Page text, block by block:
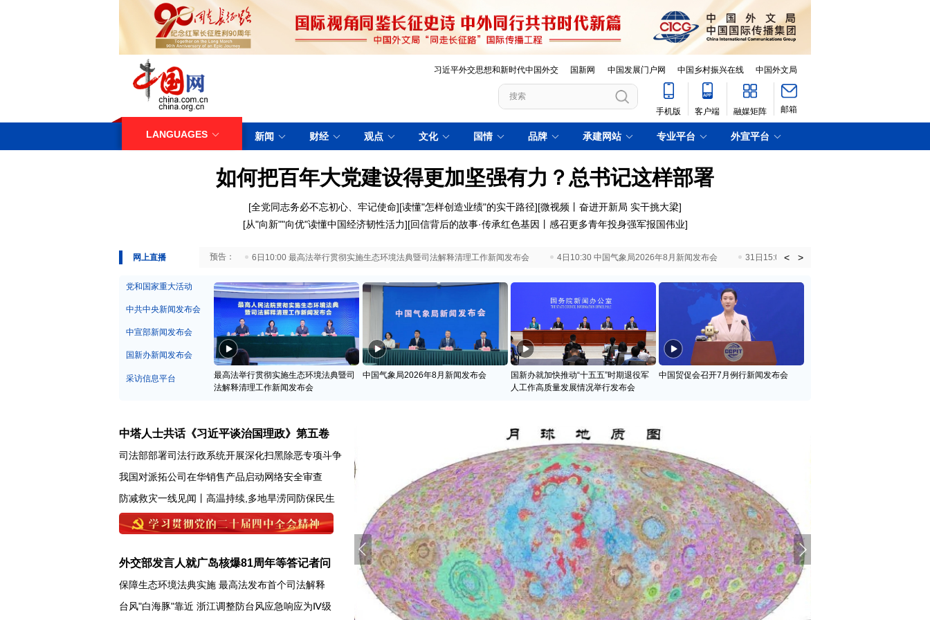
习近平外交思想和新时代中国外交 国新网 中国发展门户网 中国乡村振兴在线 中国外文局
手机版 客户端 融媒矩阵 邮箱
LANGUAGES 新闻 财经 观点 文化 国情 品牌 承建网站 专业平台 外宣平台
如何把百年大党建设得更加坚强有力？总书记这样部署
[全党同志务必不忘初心、牢记使命][读懂"怎样创造业绩"的实干路径][微视频丨奋进开新局 实干挑大梁]
[从"向新""向优"读懂中国经济韧性活力][回信背后的故事·传承红色基因丨感召更多青年投身强军报国伟业]
网上直播
29日10:00 国务院台湾事务办公室7月29日举行新闻发布会 6日10:00 最高法举行贯彻实施生态环境法典暨司法解释清理工作新闻发布会 4日10:30 中国气象局2026年8月新闻发布会 31日15:00 国新办就加快推动“十五五”时期退役
< >
党和国家重大活动
中共中央新闻发布会
中宣部新闻发布会
国新办新闻发布会
采访信息平台
最高法举行贯彻实施生态环境法典暨司
法解释清理工作新闻发布会
中国气象局2026年8月新闻发布会
国新办就加快推动“十五五”时期退役军
人工作高质量发展情况举行发布会
中国贸促会召开7月例行新闻发布会
中塔人士共话《习近平谈治国理政》第五卷
司法部部署司法行政系统开展深化扫黑除恶专项斗争
我国对派拓公司在华销售产品启动网络安全审查
防减救灾一线见闻丨高温持续,多地旱涝同防保民生
外交部发言人就广岛核爆81周年等答记者问
保障生态环境法典实施 最高法发布首个司法解释
台风"白海豚"靠近 浙江调整防台风应急响应为Ⅳ级